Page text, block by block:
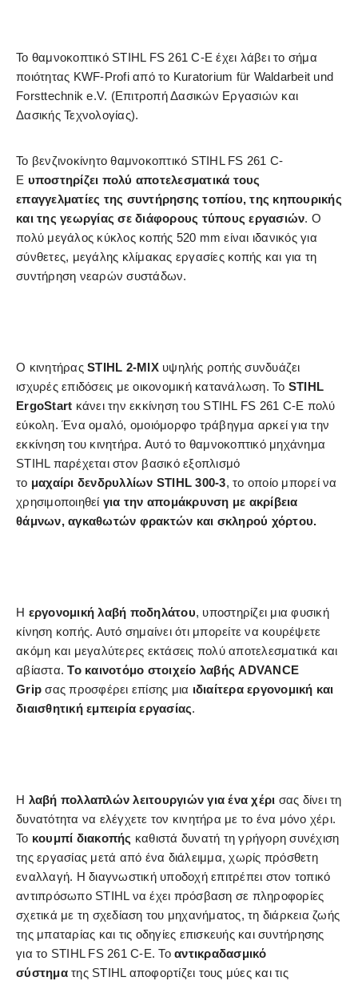
Το θαμνοκοπτικό STIHL FS 261 C-E έχει λάβει το σήμα
ποιότητας KWF-Profi από το Kuratorium für Waldarbeit und
Forsttechnik e.V. (Επιτροπή Δασικών Εργασιών και
Δασικής Τεχνολογίας).
Το βενζινοκίνητο θαμνοκοπτικό STIHL FS 261 C-
E υποστηρίζει πολύ αποτελεσματικά τους
επαγγελματίες της συντήρησης τοπίου, της κηπουρικής
και της γεωργίας σε διάφορους τύπους εργασιών. Ο
πολύ μεγάλος κύκλος κοπής 520 mm είναι ιδανικός για
σύνθετες, μεγάλης κλίμακας εργασίες κοπής και για τη
συντήρηση νεαρών συστάδων.
Ο κινητήρας STIHL 2-MIX υψηλής ροπής συνδυάζει
ισχυρές επιδόσεις με οικονομική κατανάλωση. Το STIHL
ErgoStart κάνει την εκκίνηση του STIHL FS 261 C-E πολύ
εύκολη. Ένα ομαλό, ομοιόμορφο τράβηγμα αρκεί για την
εκκίνηση του κινητήρα. Αυτό το θαμνοκοπτικό μηχάνημα
STIHL παρέχεται στον βασικό εξοπλισμό
το μαχαίρι δενδρυλλίων STIHL 300-3, το οποίο μπορεί να
χρησιμοποιηθεί για την απομάκρυνση με ακρίβεια
θάμνων, αγκαθωτών φρακτών και σκληρού χόρτου.
Η εργονομική λαβή ποδηλάτου, υποστηρίζει μια φυσική
κίνηση κοπής. Αυτό σημαίνει ότι μπορείτε να κουρέψετε
ακόμη και μεγαλύτερες εκτάσεις πολύ αποτελεσματικά και
αβίαστα. Το καινοτόμο στοιχείο λαβής ADVANCE
Grip σας προσφέρει επίσης μια ιδιαίτερα εργονομική και
διαισθητική εμπειρία εργασίας.
Η λαβή πολλαπλών λειτουργιών για ένα χέρι σας δίνει τη
δυνατότητα να ελέγχετε τον κινητήρα με το ένα μόνο χέρι.
Το κουμπί διακοπής καθιστά δυνατή τη γρήγορη συνέχιση
της εργασίας μετά από ένα διάλειμμα, χωρίς πρόσθετη
εναλλαγή. Η διαγνωστική υποδοχή επιτρέπει στον τοπικό
αντιπρόσωπο STIHL να έχει πρόσβαση σε πληροφορίες
σχετικά με τη σχεδίαση του μηχανήματος, τη διάρκεια ζωής
της μπαταρίας και τις οδηγίες επισκευής και συντήρησης
για το STIHL FS 261 C-E. Το αντικραδασμικό
σύστημα της STIHL αποφορτίζει τους μύες και τις